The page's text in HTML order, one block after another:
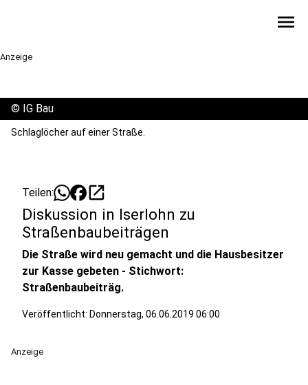
menu
Anzeige
© IG Bau
Schlaglöcher auf einer Straße.
Teilen: open_in_new
Diskussion in Iserlohn zu
Straßenbaubeiträgen
Die Straße wird neu gemacht und die Hausbesitzer
zur Kasse gebeten - Stichwort:
Straßenbaubeiträg.
Veröffentlicht: Donnerstag, 06.06.2019 06:00
Anzeige